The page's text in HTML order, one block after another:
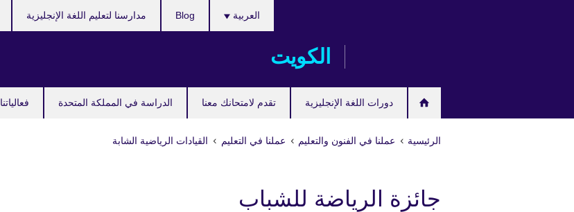
الكويت
دورات اللغة الإنجليزية تقدم لامتحانك معنا الدراسة في المملكة المتحدة فعالياتنا
العربية Blog مدارسنا لتعليم اللغة الإنجليزية
الرئيسية عملنا في الفنون والتعليم عملنا في التعليم القيادات الرياضية الشابة
جائزة الرياضة للشباب